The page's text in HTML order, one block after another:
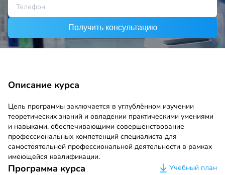
Получить консультацию
Описание курса
Цель программы заключается в углублённом изучении
теоретических знаний и овладении практическими умениями
и навыками, обеспечивающими совершенствование
профессиональных компетенций специалиста для
самостоятельной профессиональной деятельности в рамках
имеющейся квалификации.
Программа курса Учебный план